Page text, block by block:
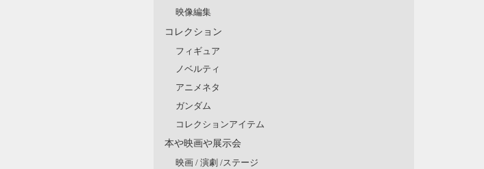
映像編集
コレクション
フィギュア
ノベルティ
アニメネタ
ガンダム
コレクションアイテム
本や映画や展示会
映画 / 演劇 /ステージ